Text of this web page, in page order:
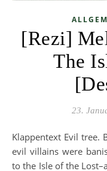
[Rezi]
The
23.
Klappentext Evil tree. Bad Apple? Twenty years ago, all the
evil villains were
to the Isle of the